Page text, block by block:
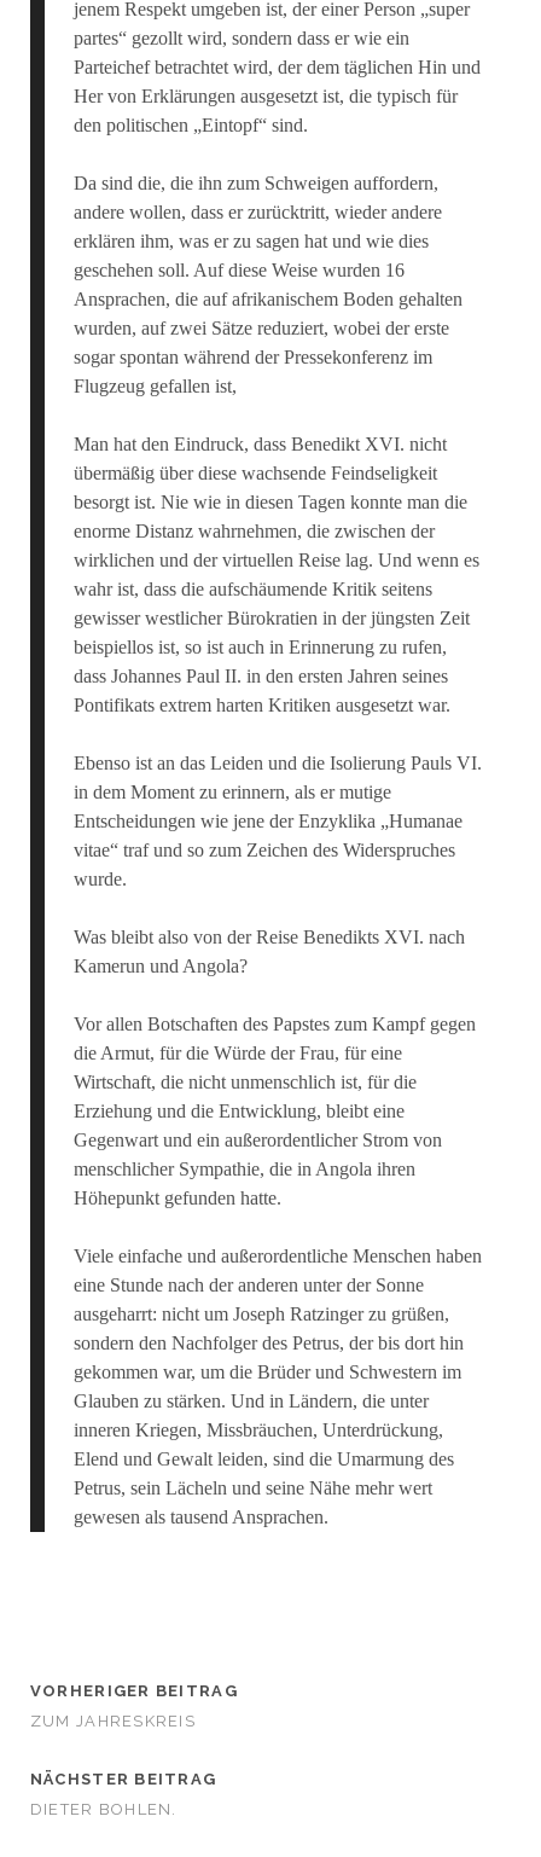
jenem Respekt umgeben ist, der einer Person „super
partes“ gezollt wird, sondern dass er wie ein
Parteichef betrachtet wird, der dem täglichen Hin und
Her von Erklärungen ausgesetzt ist, die typisch für
den politischen „Eintopf“ sind.
Da sind die, die ihn zum Schweigen auffordern,
andere wollen, dass er zurücktritt, wieder andere
erklären ihm, was er zu sagen hat und wie dies
geschehen soll. Auf diese Weise wurden 16
Ansprachen, die auf afrikanischem Boden gehalten
wurden, auf zwei Sätze reduziert, wobei der erste
sogar spontan während der Pressekonferenz im
Flugzeug gefallen ist,
Man hat den Eindruck, dass Benedikt XVI. nicht
übermäßig über diese wachsende Feindseligkeit
besorgt ist. Nie wie in diesen Tagen konnte man die
enorme Distanz wahrnehmen, die zwischen der
wirklichen und der virtuellen Reise lag. Und wenn es
wahr ist, dass die aufschäumende Kritik seitens
gewisser westlicher Bürokratien in der jüngsten Zeit
beispiellos ist, so ist auch in Erinnerung zu rufen,
dass Johannes Paul II. in den ersten Jahren seines
Pontifikats extrem harten Kritiken ausgesetzt war.
Ebenso ist an das Leiden und die Isolierung Pauls VI.
in dem Moment zu erinnern, als er mutige
Entscheidungen wie jene der Enzyklika „Humanae
vitae“ traf und so zum Zeichen des Widerspruches
wurde.
Was bleibt also von der Reise Benedikts XVI. nach
Kamerun und Angola?
Vor allen Botschaften des Papstes zum Kampf gegen
die Armut, für die Würde der Frau, für eine
Wirtschaft, die nicht unmenschlich ist, für die
Erziehung und die Entwicklung, bleibt eine
Gegenwart und ein außerordentlicher Strom von
menschlicher Sympathie, die in Angola ihren
Höhepunkt gefunden hatte.
Viele einfache und außerordentliche Menschen haben
eine Stunde nach der anderen unter der Sonne
ausgeharrt: nicht um Joseph Ratzinger zu grüßen,
sondern den Nachfolger des Petrus, der bis dort hin
gekommen war, um die Brüder und Schwestern im
Glauben zu stärken. Und in Ländern, die unter
inneren Kriegen, Missbräuchen, Unterdrückung,
Elend und Gewalt leiden, sind die Umarmung des
Petrus, sein Lächeln und seine Nähe mehr wert
gewesen als tausend Ansprachen.
VORHERIGER BEITRAG
ZUM JAHRESKREIS
NÄCHSTER BEITRAG
DIETER BOHLEN.